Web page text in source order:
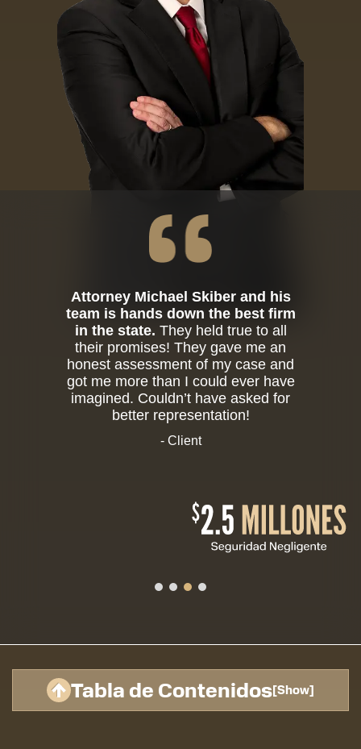
Attorney Michael Skiber and his
team is hands down the best firm
in the state. They held true to all
their promises! They gave me an
honest assessment of my case and
got me more than I could ever have
imagined. Couldn’t have asked for
better representation!
- Client
Tabla de Contenidos[Show]